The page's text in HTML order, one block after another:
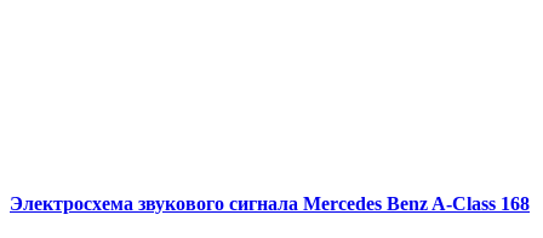
Электросхема звукового сигнала Mercedes Benz A-Class 168